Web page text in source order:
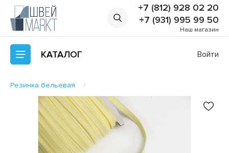
+7 (812) 928 02 20
+7 (931) 995 99 50
Наш магазин
КАТАЛОГ Войти
Резинка бельевая